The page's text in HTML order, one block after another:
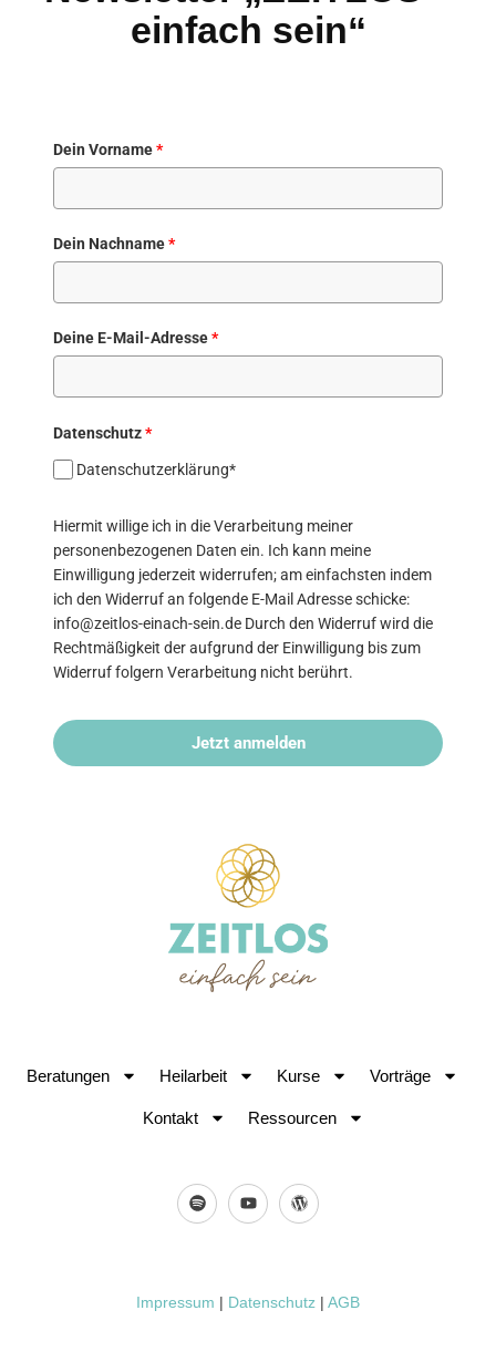
einfach sein“
Dein Vorname*
Dein Nachname*
Deine E-Mail-Adresse*
Datenschutz*
Datenschutzerklärung*
Hiermit willige ich in die Verarbeitung meiner
personenbezogenen Daten ein. Ich kann meine
Einwilligung jederzeit widerrufen; am einfachsten indem
ich den Widerruf an folgende E-Mail Adresse schicke:
info@zeitlos-einach-sein.de Durch den Widerruf wird die
Rechtmäßigkeit der aufgrund der Einwilligung bis zum
Widerruf folgern Verarbeitung nicht berührt.
Jetzt anmelden
Beratungen Heilarbeit Kurse Vorträge
Kontakt Ressourcen
Impressum | Datenschutz | AGB